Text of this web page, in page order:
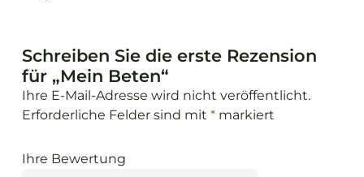
Schreiben Sie die erste Rezension
für „Mein Beten“
Ihre E-Mail-Adresse wird nicht veröffentlicht.
Erforderliche Felder sind mit *markiert
Ihre Bewertung